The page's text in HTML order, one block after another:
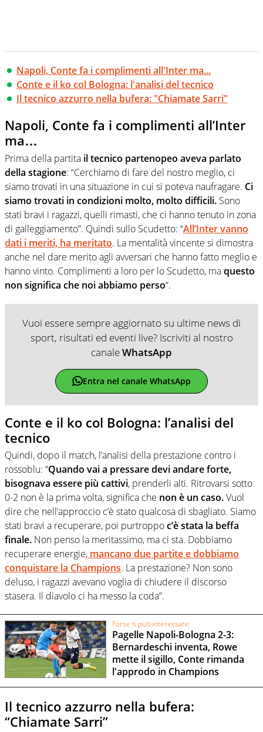
Napoli, Conte fa i complimenti all'Inter ma...
Conte e il ko col Bologna: l'analisi del tecnico
Il tecnico azzurro nella bufera: "Chiamate Sarri"
Napoli, Conte fa i complimenti all’Inter
ma…
Prima della partita il tecnico partenopeo aveva parlato
della stagione: “Cerchiamo di fare del nostro meglio, ci
siamo trovati in una situazione in cui si poteva naufragare. Ci
siamo trovati in condizioni molto, molto difficili. Sono
stati bravi i ragazzi, quelli rimasti, che ci hanno tenuto in zona
di galleggiamento”. Quindi sullo Scudetto: “All’Inter vanno
dati i meriti, ha meritato. La mentalità vincente si dimostra
anche nel dare merito agli avversari che hanno fatto meglio e
hanno vinto. Complimenti a loro per lo Scudetto, maquesto
non significa che noi abbiamo perso“.
Vuoi essere sempre aggiornato su ultime news di
sport, risultati ed eventi live? Iscriviti al nostro
canaleWhatsApp
Entra nel canale WhatsApp
Conte e il ko col Bologna: l’analisi del
tecnico
Quindi, dopo il match, l’analisi della prestazione contro i
rossoblu: “Quando vai a pressare devi andare forte,
bisognava essere più cattivi, prenderli alti. Ritrovarsi sotto
0-2 non è la prima volta, significa che non è un caso.Vuol
dire che nell’approccio c’è stato qualcosa di sbagliato. Siamo
stati bravi a recuperare, poi purtroppoc’è stata la beffa
finale. Non penso la meritassimo, ma ci sta. Dobbiamo
recuperare energie, mancano due partite e dobbiamo
conquistare la Champions. La prestazione? Non sono
deluso, i ragazzi avevano voglia di chiudere il discorso
stasera. Il diavolo ci ha messo la coda”.
Forse ti può interessare
Pagelle Napoli-Bologna 2-3:
Bernardeschi inventa, Rowe
mette il sigillo, Conte rimanda
l'approdo in Champions
Il tecnico azzurro nella bufera:
“Chiamate Sarri”